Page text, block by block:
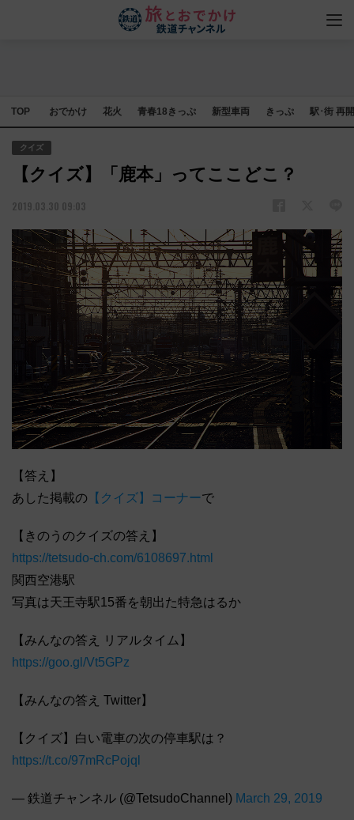
TOP おでかけ 花火 青春18きっぷ 新型車両 きっぷ 駅･街 再
クイズ
【クイズ】「鹿本」ってここどこ？
2019.03.30 09:03
【答え】
あした掲載の 【クイズ】コーナーで
【きのうのクイズの答え】
https://tetsudo-ch.com/6108697.html
関西空港駅
写真は天王寺駅15番を朝出た特急はるか
【みんなの答え リアルタイム】
https://goo.gl/Vt5GPz
【みんなの答え Twitter】
【クイズ】白い電車の次の停車駅は？
https://t.co/97mRcPojql
— 鉄道チャンネル (@TetsudoChannel) March 29, 2019